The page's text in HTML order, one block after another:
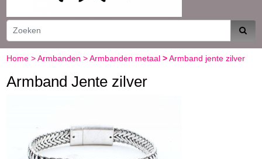
Home >Armbanden >Armbanden metaal > Armband jente zilver
Armband Jente zilver